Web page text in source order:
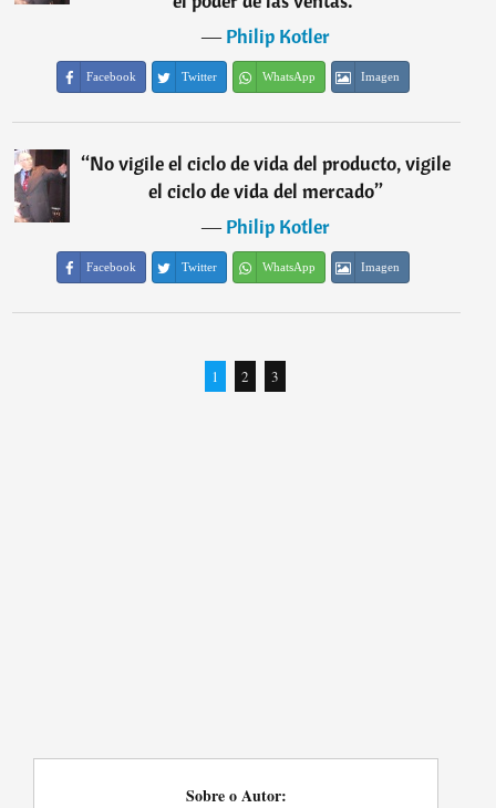
―Philip Kotler
Facebook Twitter WhatsApp Imagen
“No vigile el ciclo de vida del producto, vigile
el ciclo de vida del mercado”
―Philip Kotler
Facebook Twitter WhatsApp Imagen
1 2 3
Sobre o Autor: